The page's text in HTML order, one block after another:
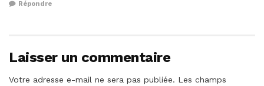
Répondre
Laisser un commentaire
Votre adresse e-mail ne sera pas publiée. Les champs